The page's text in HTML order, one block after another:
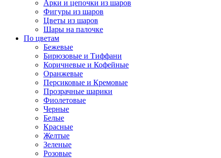
Арки и цепочки из шаров
Фигуры из шаров
Цветы из шаров
Шары на палочке
По цветам
Бежевые
Бирюзовые и Тиффани
Коричневые и Кофейные
Оранжевые
Персиковые и Кремовые
Прозрачные шарики
Фиолетовые
Черные
Белые
Красные
Желтые
Зеленые
Розовые